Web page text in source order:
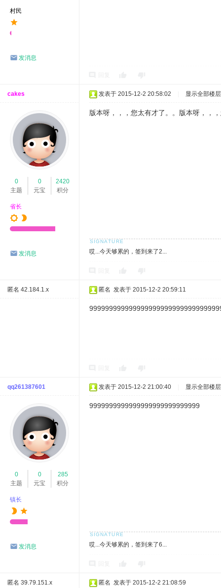
村民
发消息
cakes
0
主题
0
元宝
2420
积分
省长
发消息
发表于 2015-12-2 20:58:02 显示全部楼层
版本呀，，，您太有才了。。版本呀，，
哎...今天够累的，签到来了2...
匿名 42.184.1.x 匿名 发表于 2015-12-2 20:59:11
qq261387601
0
主题
0
元宝
285
积分
镇长
发消息
发表于 2015-12-2 21:00:40 显示全部楼层
9999999999999999999999999999
哎...今天够累的，签到来了6...
匿名 39.79.151.x 匿名 发表于 2015-12-2 21:08:59